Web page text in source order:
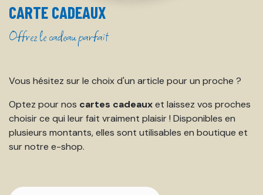
CARTE CADEAUX
Offrez le cadeau parfait
Vous hésitez sur le choix d'un article pour un proche ?
Optez pour nos cartes cadeauxet laissez vos proches
choisir ce qui leur fait vraiment plaisir ! Disponibles en
plusieurs montants, elles sont utilisables en boutique et
sur notre e-shop.